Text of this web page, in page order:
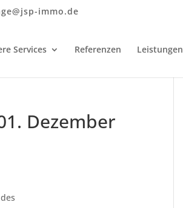
immo.de
Services Referenzen Leistungen
Dezember